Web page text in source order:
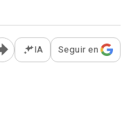
Abrir opciones para
IA Seguir en